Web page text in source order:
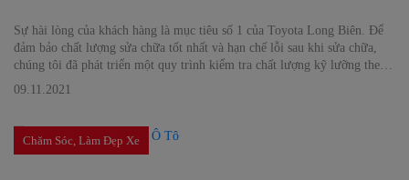
Sự hài lòng của khách hàng là mục tiêu số 1 của Toyota Long Biên. Để
đảm bảo chất lượng sửa chữa tốt nhất và hạn chế lỗi sau khi sửa chữa,
chúng tôi đã phát triển một quy trình kiểm tra chất lượng kỹ lưỡng theo
từng công đoạn sửa chữa.
09.11.2021
Chăm Sóc, Làm Đẹp Xe